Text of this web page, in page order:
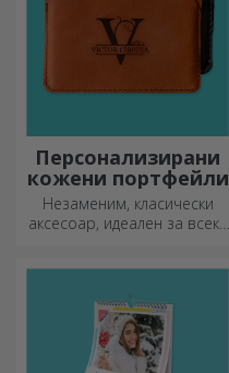
Персонализирани
кожени портфейли
Незаменим, класически
аксесоар, идеален за всеки